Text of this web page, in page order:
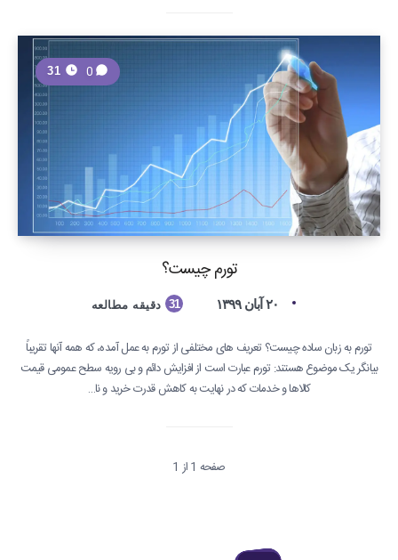
تورم چیست؟
0
۲۰ آبان ۱۳۹۹ 31 دقیقه مطالعه
تورم به زبان ساده چیست؟ تعریف های مختلفی از تورم به عمل آمده، که همه آنها تقریباً
بیانگر یک موضوع هستند: تورم عبارت است از افزایش دائم و بی رویه سطح عمومی قیمت
کالاها و خدمات که در نهایت به کاهش قدرت خرید و نا…
صفحه 1 از 1